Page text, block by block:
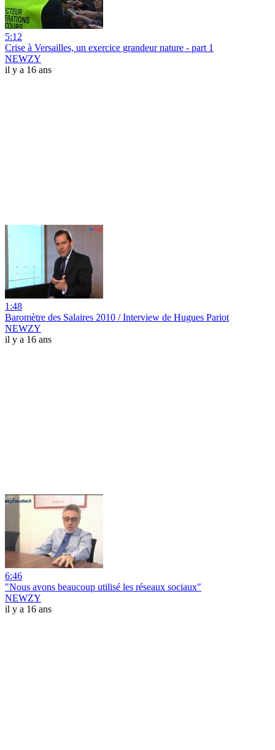
5:12
Crise à Versailles, un exercice grandeur nature - part 1
NEWZY
il y a 16 ans
1:48
Baromètre des Salaires 2010 / Interview de Hugues Pariot
NEWZY
il y a 16 ans
6:46
"Nous avons beaucoup utilisé les réseaux sociaux"
NEWZY
il y a 16 ans